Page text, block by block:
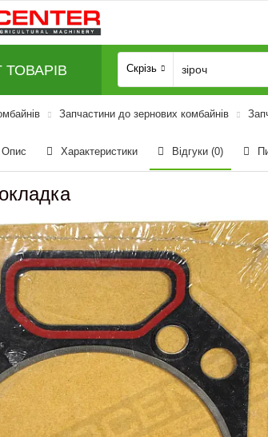
ТОВАРІВ Скрізь
Запчастини до зернових комбайнів
Опис Характеристики Відгуки (0)